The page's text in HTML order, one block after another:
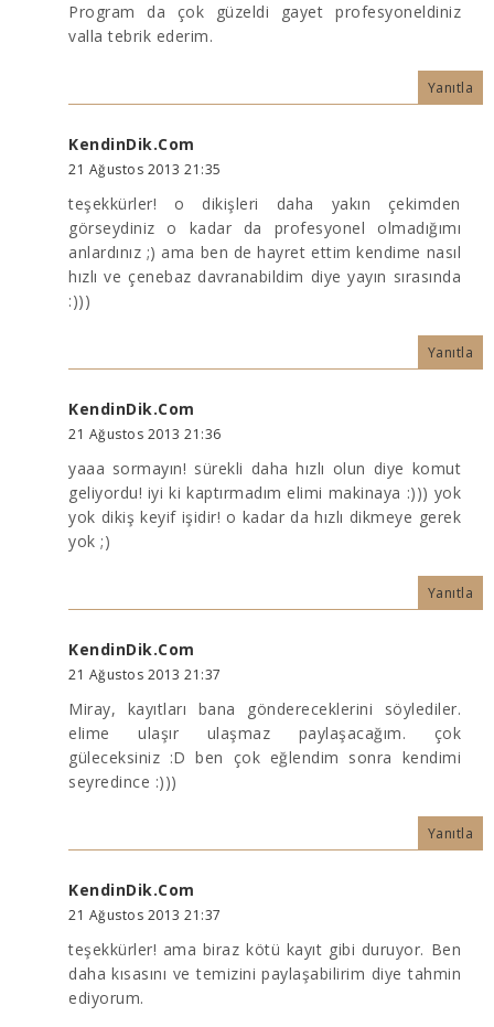
Program da çok güzeldi gayet profesyoneldiniz
valla tebrik ederim.
Yanıtla
KendinDik.Com
21 Ağustos 2013 21:35
teşekkürler! o dikişleri daha yakın çekimden
görseydiniz o kadar da profesyonel olmadığımı
anlardınız ;) ama ben de hayret ettim kendime nasıl
hızlı ve çenebaz davranabildim diye yayın sırasında
:)))
Yanıtla
KendinDik.Com
21 Ağustos 2013 21:36
yaaa sormayın! sürekli daha hızlı olun diye komut
geliyordu! iyi ki kaptırmadım elimi makinaya :))) yok
yok dikiş keyif işidir! o kadar da hızlı dikmeye gerek
yok ;)
Yanıtla
KendinDik.Com
21 Ağustos 2013 21:37
Miray, kayıtları bana göndereceklerini söylediler.
elime ulaşır ulaşmaz paylaşacağım. çok
güleceksiniz :D ben çok eğlendim sonra kendimi
seyredince :)))
Yanıtla
KendinDik.Com
21 Ağustos 2013 21:37
teşekkürler! ama biraz kötü kayıt gibi duruyor. Ben
daha kısasını ve temizini paylaşabilirim diye tahmin
ediyorum.